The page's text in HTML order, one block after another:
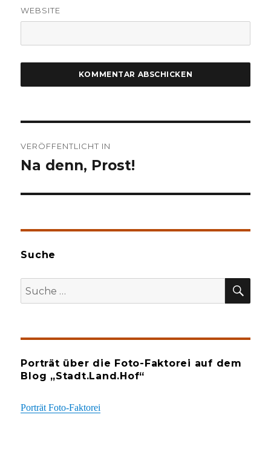
WEBSITE
VERÖFFENTLICHT IN
Na denn, Prost!
Suche
Suche
nach:
Porträt über die Foto-Faktorei auf dem
Blog „Stadt.Land.Hof“
Porträt Foto-Faktorei